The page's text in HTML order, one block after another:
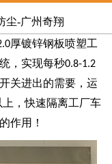
尘-广州奇翔
厚镀锌钢板喷塑工
，实现每秒0.8-1.2
关进出的需要，运
上，快速隔离工厂车
作用 ！